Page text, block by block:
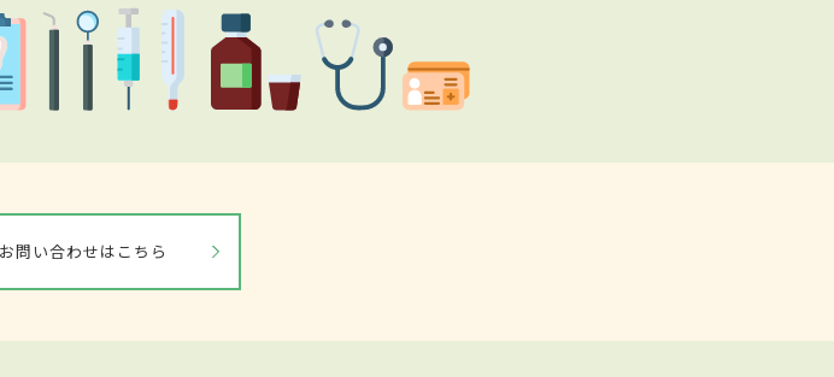
問い合わせはこちら